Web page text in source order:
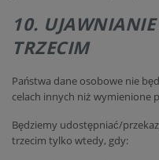
10.
TRZECIM
Państwa dane osobowe nie
celach innych niż wymienione
Będziemy udostępniać/
trzecim tylko wtedy, gdy: